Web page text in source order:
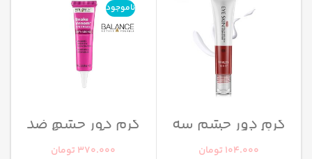
کرم دور چشم سه
غلطکی ایمیجز
104.000 تومان
ناموجود
کرم دور چشم ضد
چروک و تیرگی
بالانس
370.000 تومان